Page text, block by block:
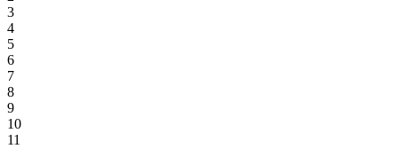
3
4
5
6
7
8
9
10
11